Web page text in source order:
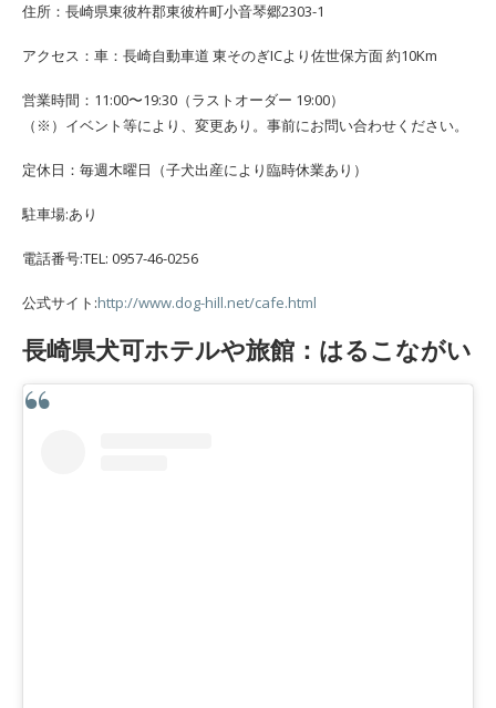
住所：長崎県東彼杵郡東彼杵町小音琴郷2303-1
アクセス：車：長崎自動車道 東そのぎICより佐世保方面 約10Km
営業時間：11:00〜19:30（ラストオーダー 19:00）
（※）イベント等により、変更あり。事前にお問い合わせください。
定休日：毎週木曜日（子犬出産により臨時休業あり）
駐車場:あり
電話番号:TEL: 0957-46-0256
公式サイト:http://www.dog-hill.net/cafe.html
長崎県犬可ホテルや旅館：はるこながい